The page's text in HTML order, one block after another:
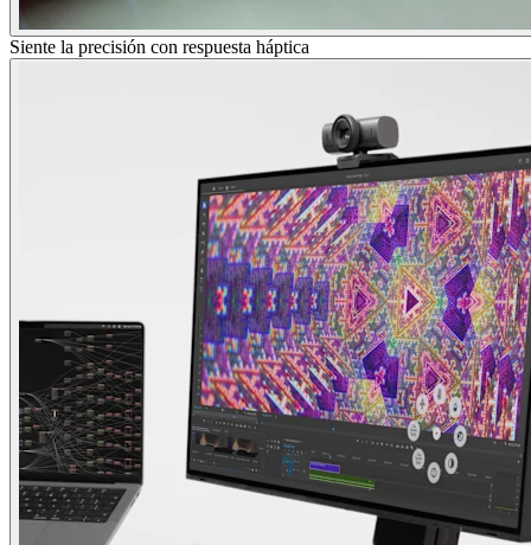
Siente la precisión con respuesta háptica